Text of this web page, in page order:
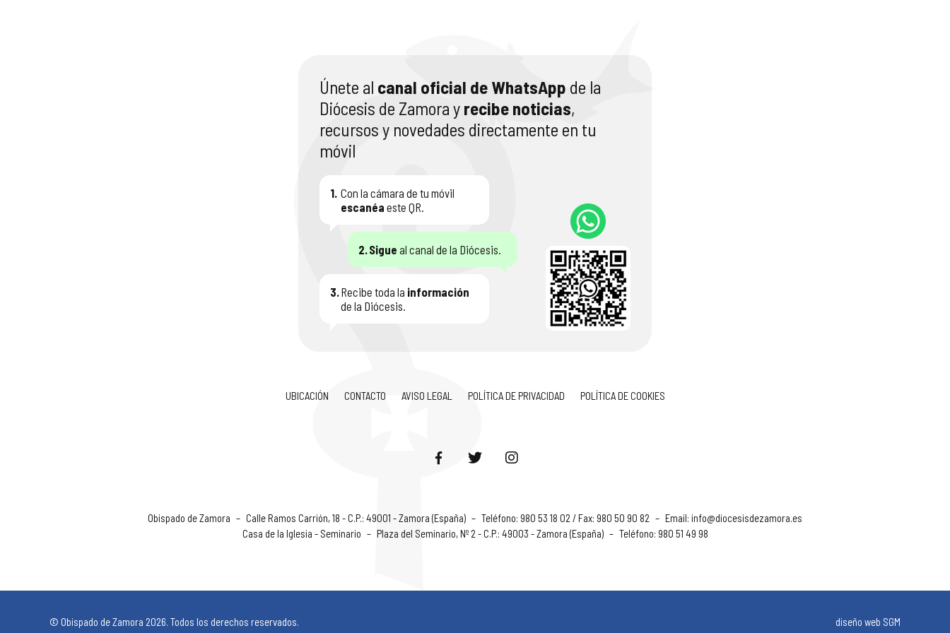
Únete al canal oficial de WhatsApp de la
Diócesis de Zamora y recibe noticias,
recursos y novedades directamente en tu
móvil
1. Con la cámara de tu móvil
escanéa este QR.
2.Sigue al canal de la Diócesis.
3.Recibe toda la información
de la Diócesis.
UBICACIÓN CONTACTO AVISO LEGAL POLÍTICA DE PRIVACIDAD POLÍTICA DE COOKIES
Obispado de Zamora – Calle Ramos Carrión, 18 - C.P.: 49001 - Zamora (España) – Teléfono: 980 53 18 02 / Fax: 980 50 90 82 – Email: info@diocesisdezamora.es
Casa de la Iglesia - Seminario – Plaza del Seminario, Nº 2 - C.P.: 49003 - Zamora (España) – Teléfono: 980 51 49 98
© Obispado de Zamora 2026. Todos los derechos reservados. diseño web SGM